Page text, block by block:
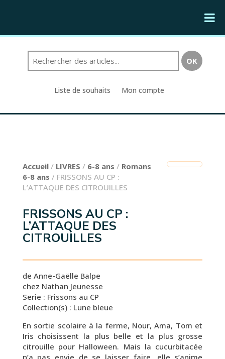
Liste de souhaits Mon compte
Accueil/ LIVRES / 6-8 ans / Romans
6-8 ans / FRISSONS AU CP :
L’ATTAQUE DES CITROUILLES
FRISSONS AU CP :
L’ATTAQUE DES
CITROUILLES
de Anne-Gaëlle Balpe
chez Nathan Jeunesse
Serie : Frissons au CP
Collection(s) : Lune bleue
En sortie scolaire à la ferme, Nour, Ama, Tom et
Iris choisissent la plus belle et la plus grosse
citrouille pour Halloween. Mais la cucurbitacée
n’a pas envie de se laisser faire, elle s’anime